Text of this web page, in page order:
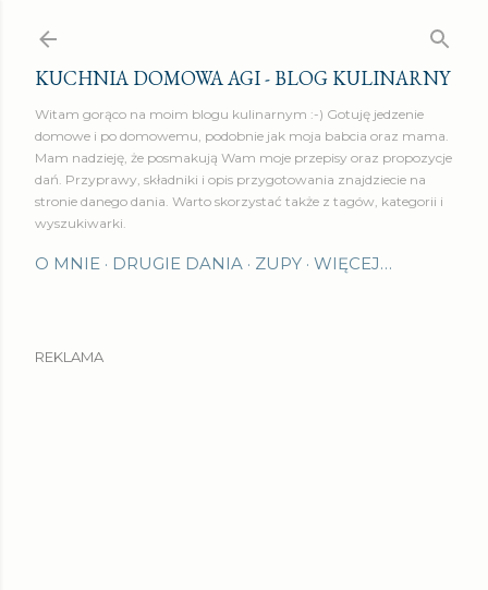
KUCHNIA DOMOWA AGI - BLOG KULINARNY
Witam gorąco na moim blogu kulinarnym :-) Gotuję jedzenie
domowe i po domowemu, podobnie jak moja babcia oraz mama.
Mam nadzieję, że posmakują Wam moje przepisy oraz propozycje
dań. Przyprawy, składniki i opis przygotowania znajdziecie na
stronie danego dania. Warto skorzystać także z tagów, kategorii i
wyszukiwarki.
O MNIE DRUGIE DANIA ZUPY WIĘCEJ…
REKLAMA